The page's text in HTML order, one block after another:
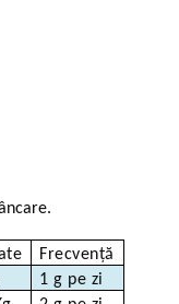
Frecvență
1 g pe zi